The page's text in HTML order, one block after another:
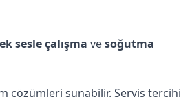
sesle çalışma vesoğutma
çözümleri sunabilir. Servis tercihi